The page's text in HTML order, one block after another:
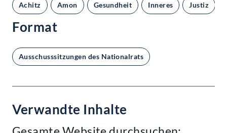
Achitz Amon Gesundheit Inneres Justiz
Format
Ausschusssitzungen des Nationalrats
Verwandte Inhalte